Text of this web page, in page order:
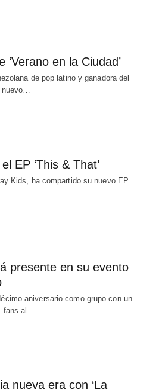
en la Ciudad’
de pop latino y ganadora del
nuevo…
EP ‘This & That’
Kids, ha compartido su nuevo EP
presente en su evento
aniversario como grupo con un
fans al…
nueva era con ‘La